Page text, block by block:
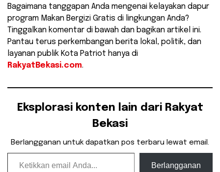
Bagaimana tanggapan Anda mengenai kelayakan dapur
program Makan Bergizi Gratis di lingkungan Anda?
Tinggalkan komentar di bawah dan bagikan artikel ini.
Pantau terus perkembangan berita lokal, politik, dan
layanan publik Kota Patriot hanya di
RakyatBekasi.com.
Eksplorasi konten lain dari Rakyat
Bekasi
Berlangganan untuk dapatkan pos terbaru lewat email.
Ketikkan email Anda...
Berlangganan